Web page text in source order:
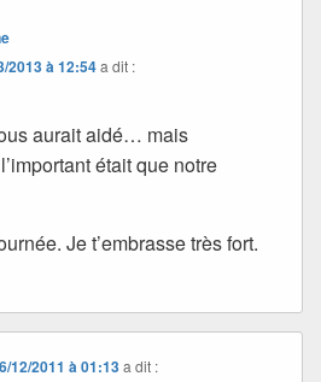
2013 à 12:54a dit :
aurait aidé… mais
était que notre
Je t’embrasse très fort.
12/2011 à 01:13 a dit :